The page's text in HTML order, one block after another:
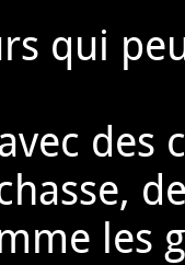
qui
des
les